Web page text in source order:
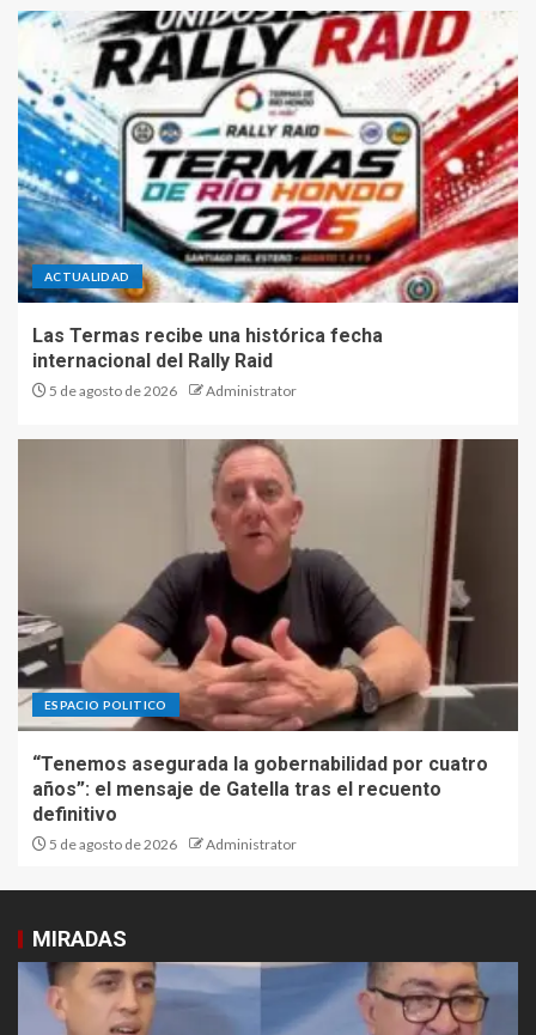
ACTUALIDAD
Las Termas recibe una histórica fecha
internacional del Rally Raid
5 de agosto de 2026 Administrator
ESPACIO POLITICO
“Tenemos asegurada la gobernabilidad por cuatro
años”: el mensaje de Gatella tras el recuento
definitivo
5 de agosto de 2026 Administrator
MIRADAS